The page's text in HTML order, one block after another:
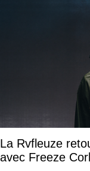
La Rvfleuze
avec Freeze